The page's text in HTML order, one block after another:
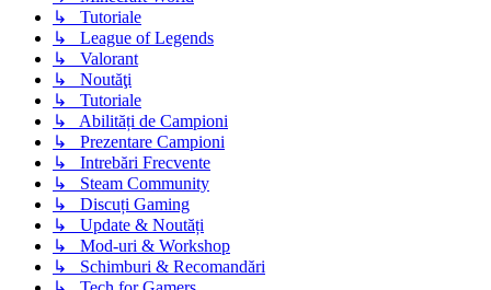
↳ Tutoriale
↳ League of Legends
↳ Valorant
↳ Noutăţi
↳ Tutoriale
↳ Abilități de Campioni
↳ Prezentare Campioni
↳ Intrebări Frecvente
↳ Steam Community
↳ Discuți Gaming
↳ Update & Noutăți
↳ Mod-uri & Workshop
↳ Schimburi & Recomandări